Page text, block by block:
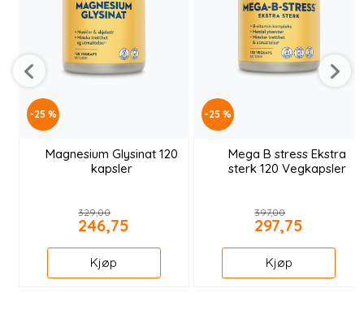
-25 %
Magnesium Glysinat 120
kapsler
329,00
246,75
Kjøp
-25 %
Mega B stress Ekstra
sterk 120 Vegkapsler
397,00
297,75
Kjøp